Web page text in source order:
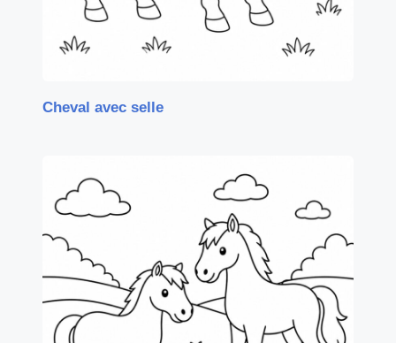
Cheval avec selle